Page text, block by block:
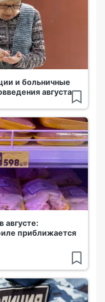
и больничные
августа
августе:
приближается